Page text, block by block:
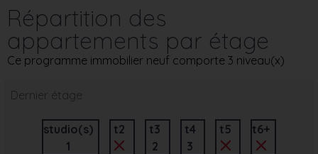
Répartition des
appartements par étage
Ce programme immobilier neuf comporte 3 niveau(x)
Dernier étage
studio(s)
1
t2
t3
2
t4
3
t5 t6+